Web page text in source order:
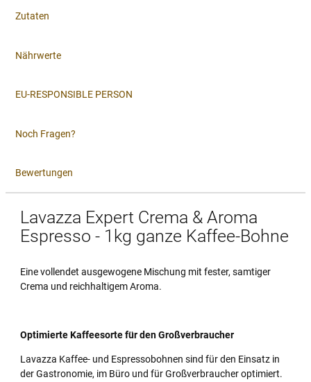
Zutaten
Nährwerte
EU-RESPONSIBLE PERSON
Noch Fragen?
Bewertungen
Lavazza Expert Crema & Aroma
Espresso - 1kg ganze Kaffee-Bohne
Eine vollendet ausgewogene Mischung mit fester, samtiger
Crema und reichhaltigem Aroma.
Optimierte Kaffeesorte für den Großverbraucher
Lavazza Kaffee- und Espressobohnen sind für den Einsatz in
der Gastronomie, im Büro und für Großverbraucher optimiert.